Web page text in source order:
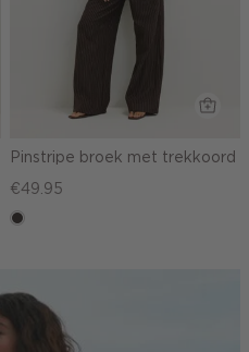
Pinstripe broek met trekkoord
€49.95
choco